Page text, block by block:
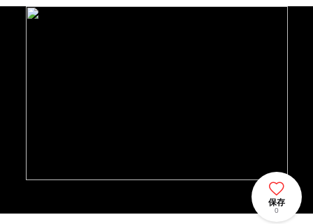
保存
0